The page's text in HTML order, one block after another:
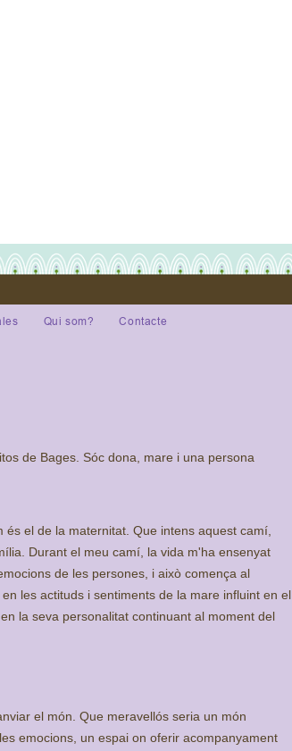
Qui som? Contacte
de Bages. Sóc dona, mare i una persona
el de la maternitat. Que intens aquest camí,
Durant el meu camí, la vida m'ha ensenyat
de les persones, i això comença al
les actituds i sentiments de la mare influint en el
la seva personalitat continuant al moment del
el món. Que meravellós seria un món
emocions, un espai on oferir acompanyament